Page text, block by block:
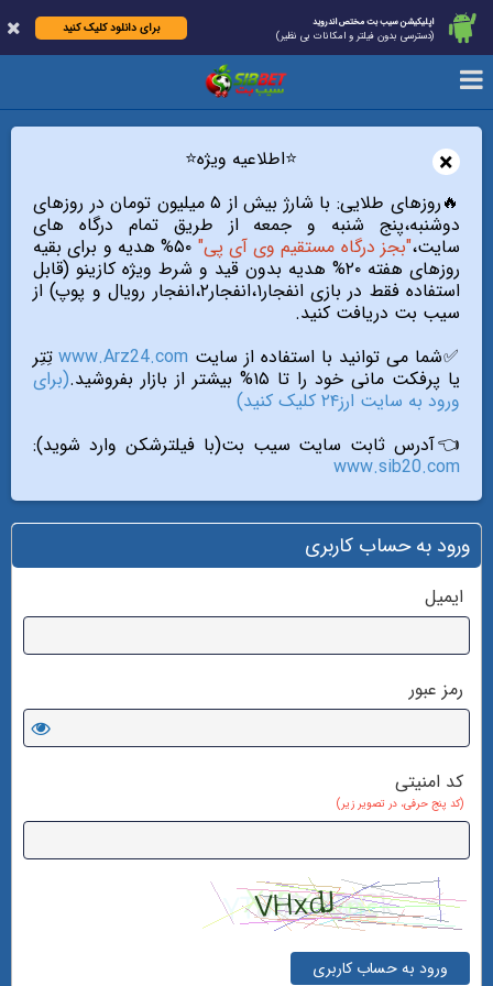
اپلیکیشن سیب بت مختص اندروید
(دسترسی بدون فیلتر و امکانات بی نظیر)
برای دانلود کلیک کنید
×
⭐️اطلاعیه ویژه⭐️
🔥روزهای طلایی: با شارژ بیش از ۵ میلیون تومان در روزهای
دوشنبه،پنج شنبه و جمعه از طریق تمام درگاه های
سایت،"بجز درگاه مستقیم وی آی پی"
۵۰% هدیه و برای بقیه
روزهای هفته ۲۰% هدیه بدون قید و شرط ویژه کازینو (قابل
استفاده فقط در بازی انفجار۱،انفجار۲،انفجار رویال و پوپ) از
سیب بت دریافت کنید.
✅شما می توانید با استفاده از سایت www.Arz24.com تِتِر
یا پرفکت مانی خود را تا ۱۵% بیشتر از بازار بفروشید.
(برای
ورود به سایت ارز۲۴ کلیک کنید)
👈آدرس ثابت سایت سیب بت(با فیلترشکن وارد شوید):
www.sib20.com
ورود به حساب کاربری
ایمیل
رمز عبور
کد امنیتی
(کد پنج حرفی، در تصویر زیر)
ورود به حساب کاربری